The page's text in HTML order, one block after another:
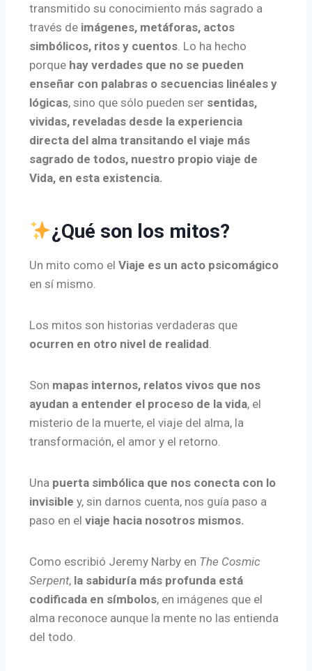
transmitido su conocimiento más sagrado a
través de imágenes, metáforas, actos
simbólicos, ritos y cuentos. Lo ha hecho
porque hay verdades que no se pueden
enseñar con palabras o secuencias linéales y
lógicas, sino que sólo pueden ser sentidas,
vividas, reveladas desde la experiencia
directa del alma transitando el viaje más
sagrado de todos, nuestro propio viaje de
Vida, en esta existencia.
¿Qué son los mitos?
Un mito como el Viaje es un acto psicomágico
en sí mismo.
Los mitos son historias verdaderas que
ocurren en otro nivel de realidad.
Son mapas internos, relatos vivos que nos
ayudan a entender el proceso de la vida, el
misterio de la muerte, el viaje del alma, la
transformación, el amor y el retorno.
Una puerta simbólica que nos conecta con lo
invisible y, sin darnos cuenta, nos guía paso a
paso en el viaje hacia nosotros mismos.
Como escribió Jeremy Narby en The Cosmic
Serpent, la sabiduría más profunda está
codificada en símbolos, en imágenes que el
alma reconoce aunque la mente no las entienda
del todo.